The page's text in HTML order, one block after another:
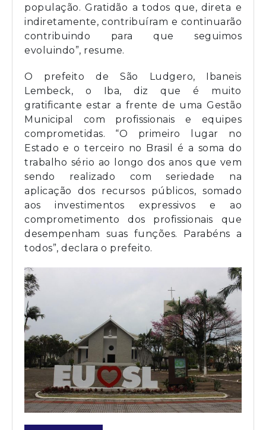
população. Gratidão a todos que, direta e
indiretamente, contribuíram e continuarão
contribuindo para que seguimos
evoluindo”, resume.
O prefeito de São Ludgero, Ibaneis
Lembeck, o Iba, diz que é muito
gratificante estar a frente de uma Gestão
Municipal com profissionais e equipes
comprometidas. “O primeiro lugar no
Estado e o terceiro no Brasil é a soma do
trabalho sério ao longo dos anos que vem
sendo realizado com seriedade na
aplicação dos recursos públicos, somado
aos investimentos expressivos e ao
comprometimento dos profissionais que
desempenham suas funções. Parabéns a
todos”, declara o prefeito.